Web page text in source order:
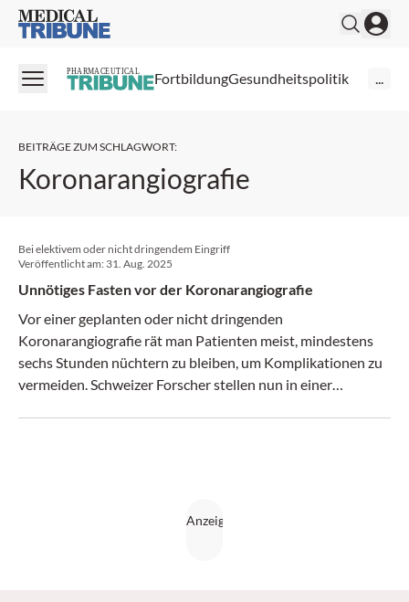
Medical Tribune
PHARMACEUTICAL FortbildungGesundheitspolitik ...
BEITRÄGE ZUM SCHLAGWORT:
Koronarangiografie
Bei elektivem oder nicht dringendem Eingriff
Veröffentlicht am: 31. Aug. 2025
Unnötiges Fasten vor der Koronarangiografie
Vor einer geplanten oder nicht dringenden
Koronarangiografie rät man Patienten meist, mindestens
sechs Stunden nüchtern zu bleiben, um Komplikationen zu
vermeiden. Schweizer Forscher stellen nun in einer